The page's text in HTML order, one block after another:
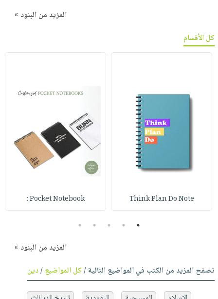
المزيد من البنود »
كل الأقسام
Think Plan Do Note
Pocket Notebook :
1
2
3
4
5
المزيد من البنود »
تصفح المزيد من الكتب في المواضيع التالية /كل المواضيع/دين